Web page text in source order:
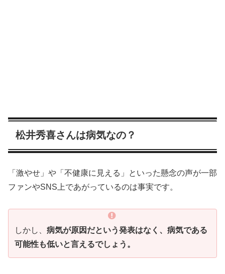
松井秀喜さんは病気なの？
「激やせ」や「不健康に見える」といった懸念の声が一部
ファンやSNS上であがっているのは事実です。
しかし、 病気が原因だという発表はなく、病気である
可能性も低いと言えるでしょう。